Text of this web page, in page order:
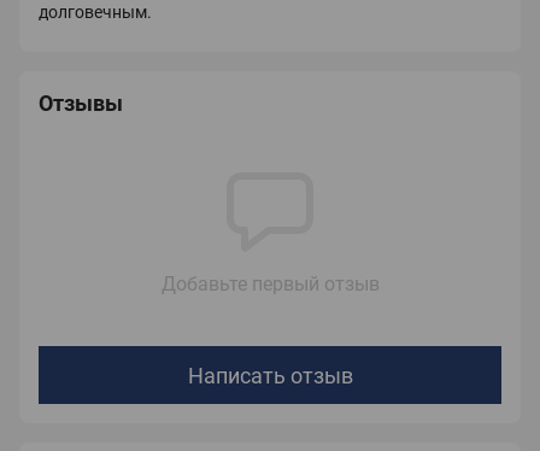
долговечным.
Отзывы
Добавьте первый отзыв
Написать отзыв